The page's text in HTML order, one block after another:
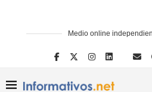
Medio online